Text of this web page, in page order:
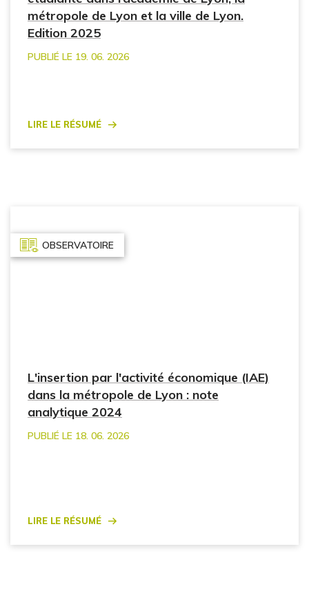
métropole de Lyon et la ville de Lyon.
Edition 2025
PUBLIÉ LE 19. 06. 2026
Lire le résumé
OBSERVATOIRE
L'insertion par l'activité économique (IAE)
dans la métropole de Lyon : note
analytique 2024
PUBLIÉ LE 18. 06. 2026
Lire le résumé